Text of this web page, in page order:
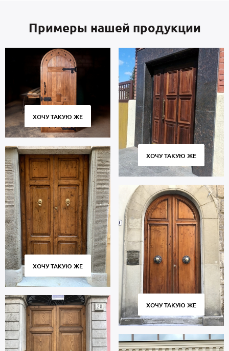
Примеры нашей продукции
ХОЧУ ТАКУЮ ЖЕ
ХОЧУ ТАКУЮ ЖЕ
ХОЧУ ТАКУЮ ЖЕ
ХОЧУ ТАКУЮ ЖЕ